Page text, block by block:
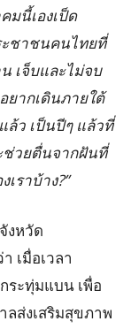
มนี้เองเป็ด
ะชาชนคนไทยที่
เจ็บและไม่จบ
ยากเดินภายใต้
ล้ว เป็นปีๆ แล้วที่
ช่วยตื่นจากฝันที่
ราบ้าง?”
งหวัด
เมื่อเวลา
ระทุ่มแบน เพื่อ
ส่งเสริมสุขภาพ